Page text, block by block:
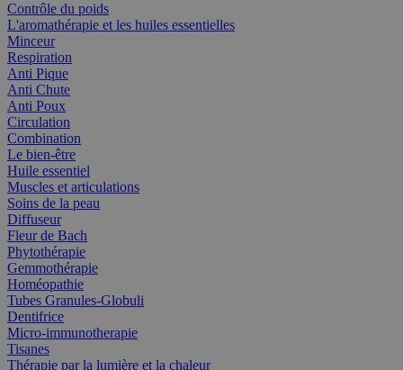
Contrôle du poids
L'aromathérapie et les huiles essentielles
Minceur
Respiration
Anti Pique
Anti Chute
Anti Poux
Circulation
Combination
Le bien-être
Huile essentiel
Muscles et articulations
Soins de la peau
Diffuseur
Fleur de Bach
Phytothérapie
Gemmothérapie
Homéopathie
Tubes Granules-Globuli
Dentifrice
Micro-immunotherapie
Tisanes
Thérapie par la lumière et la chaleur